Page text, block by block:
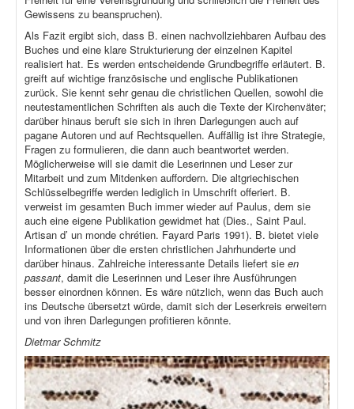
Gewissens zu beanspruchen).
Als Fazit ergibt sich, dass B. einen nachvollziehbaren Aufbau des
Buches und eine klare Strukturierung der einzelnen Kapitel
realisiert hat. Es werden entscheidende Grundbegriffe erläutert. B.
greift auf wichtige französische und englische Publikationen
zurück. Sie kennt sehr genau die christlichen Quellen, sowohl die
neutestamentlichen Schriften als auch die Texte der Kirchenväter;
darüber hinaus beruft sie sich in ihren Darlegungen auch auf
pagane Autoren und auf Rechtsquellen. Auffällig ist ihre Strategie,
Fragen zu formulieren, die dann auch beantwortet werden.
Möglicherweise will sie damit die Leserinnen und Leser zur
Mitarbeit und zum Mitdenken auffordern. Die altgriechischen
Schlüsselbegriffe werden lediglich in Umschrift offeriert. B.
verweist im gesamten Buch immer wieder auf Paulus, dem sie
auch eine eigene Publikation gewidmet hat (Dies., Saint Paul.
Artisan d’ un monde chrétien. Fayard Paris 1991). B. bietet viele
Informationen über die ersten christlichen Jahrhunderte und
darüber hinaus. Zahlreiche interessante Details liefert sie en
passant, damit die Leserinnen und Leser ihre Ausführungen
besser einordnen können. Es wäre nützlich, wenn das Buch auch
ins Deutsche übersetzt würde, damit sich der Leserkreis erweitern
und von ihren Darlegungen profitieren könnte.
Dietmar Schmitz